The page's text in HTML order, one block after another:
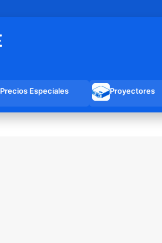
Precios Especiales Proyectores